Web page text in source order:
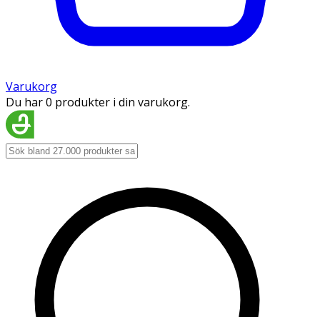
Varukorg
Du har 0 produkter i din varukorg.